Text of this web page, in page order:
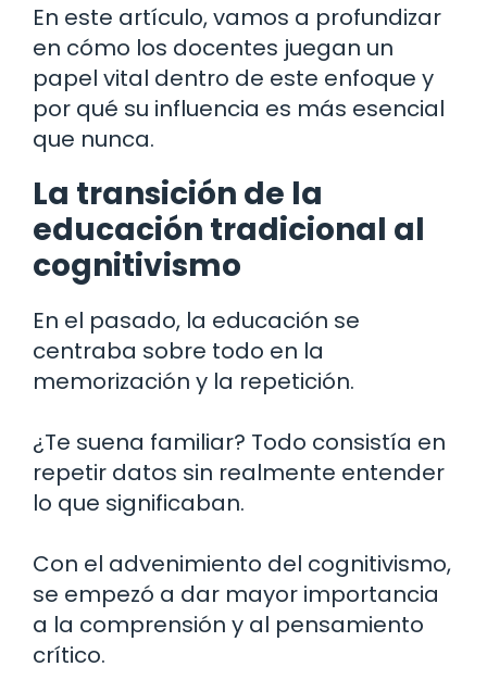
En este artículo, vamos a profundizar
en cómo los docentes juegan un
papel vital dentro de este enfoque y
por qué su influencia es más esencial
que nunca.
La transición de la
educación tradicional al
cognitivismo
En el pasado, la educación se
centraba sobre todo en la
memorización y la repetición.
¿Te suena familiar? Todo consistía en
repetir datos sin realmente entender
lo que significaban.
Con el advenimiento del cognitivismo,
se empezó a dar mayor importancia
a la comprensión y al pensamiento
crítico.